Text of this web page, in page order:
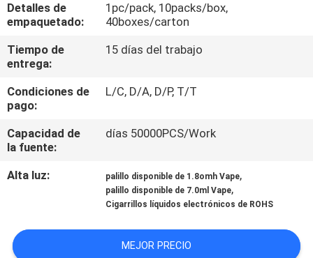
CONTROL
DE
CALIDAD
UNA
CITA
Detalles de
empaquetado:
1pc/pack, 10packs/box,
40boxes/carton
Tiempo de
entrega:
15 días del trabajo
Condiciones de
pago:
L/C, D/A, D/P, T/T
Capacidad de
la fuente:
días 50000PCS/Work
Alta luz: palillo disponible de 1.8omh Vape,
palillo disponible de 7.0ml Vape,
Cigarrillos líquidos electrónicos de ROHS
MEJOR PRECIO